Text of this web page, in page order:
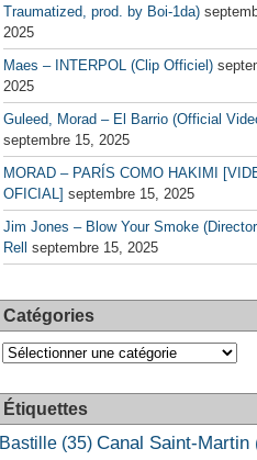
Traumatized, prod. by Boi-1da)
2025
Maes – INTERPOL (Clip Officiel)
2025
Guleed, Morad – El Barrio (Official
septembre 15, 2025
MORAD – PARÍS COMO HAKIMI
OFICIAL] septembre 15, 2025
Jim Jones – Blow Your Smoke
Rell
septembre 15, 2025
Catégories
Catégories
Étiquettes
Bastille (35) Canal Saint-Martin